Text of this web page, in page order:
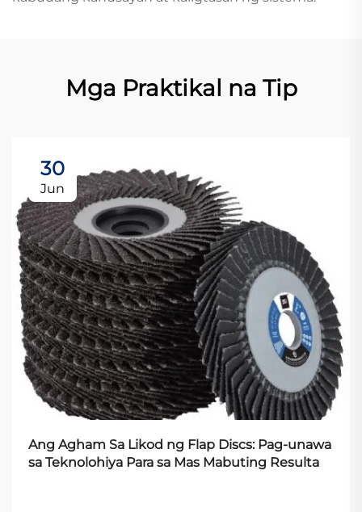
Mga Praktikal na Tip
30
Jun
Ang Agham Sa Likod ng Flap Discs: Pag-unawa
sa Teknolohiya Para sa Mas Mabuting Resulta